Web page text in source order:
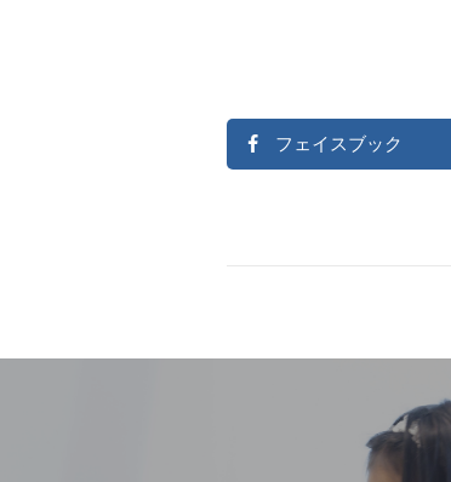
フェイスブック